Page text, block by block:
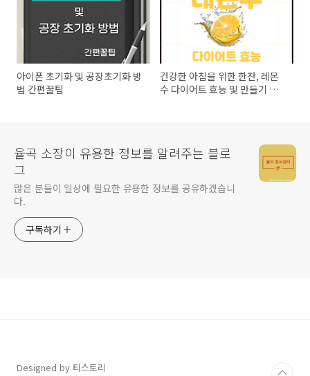
아이폰 초기화 및 공장초기화 방
법 간편꿀팁
건강한 아침을 위한 한잔, 레몬
수 다이어트 효능 및 만들기 총
율곡 소장이 유용한 정보를 알려주는 블로
그
많은 분들이 일상에 필요한 유용한 정보를 공유하겠습니
다.
구독하기
Designed by 티스토리